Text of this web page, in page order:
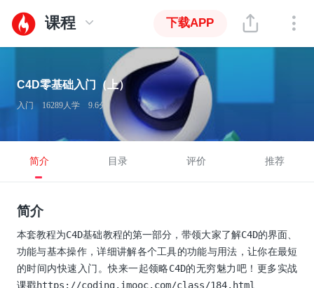
课程 下载APP
C4D零基础入门（上）
入门 16289人学 9.6分
简介 目录 评价 推荐
简介
本套教程为C4D基础教程的第一部分，带领大家了解C4D的界面、
功能与基本操作，详细讲解各个工具的功能与用法，让你在最短
的时间内快速入门。快来一起领略C4D的无穷魅力吧！更多实战
课戳https://coding.imooc.com/class/184.html